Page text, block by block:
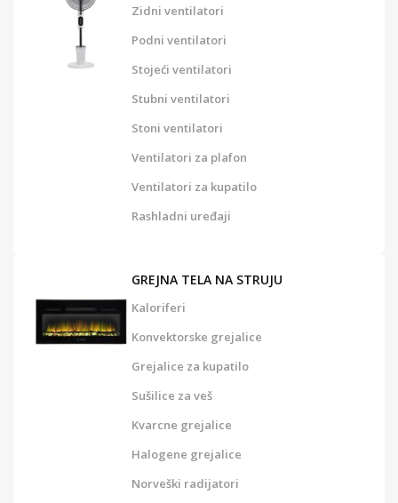
Zidni ventilatori
Podni ventilatori
Stojeći ventilatori
Stubni ventilatori
Stoni ventilatori
Ventilatori za plafon
Ventilatori za kupatilo
Rashladni uređaji
GREJNA TELA NA STRUJU
Kaloriferi
Konvektorske grejalice
Grejalice za kupatilo
Sušilice za veš
Kvarcne grejalice
Halogene grejalice
Norveški radijatori